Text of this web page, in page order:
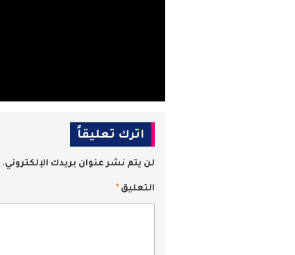
اترك تعليقاً
لن يتم نشر عنوان بريدك الإلكتروني.
التعليق *